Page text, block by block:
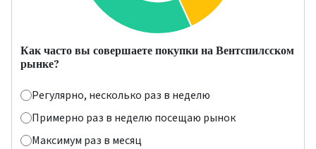
Как часто вы совершаете покупки на Вентспилсском
рынке?
Регулярно, несколько раз в неделю
Примерно раз в неделю посещаю рынок
Максимум раз в месяц